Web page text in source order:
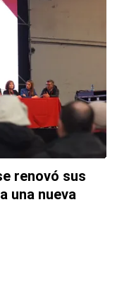
renovó sus
una nueva